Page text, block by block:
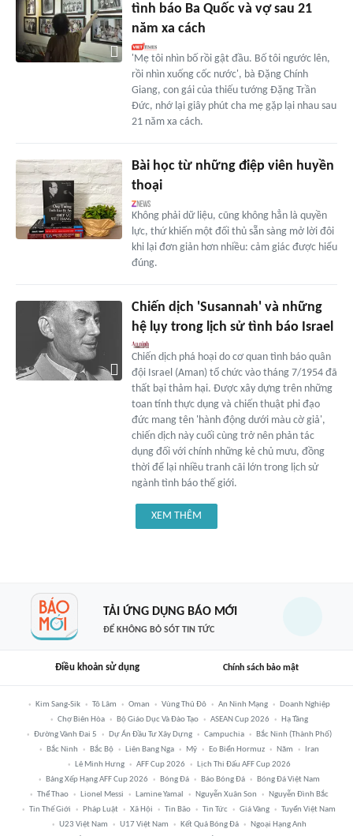
tình báo Ba Quốc và vợ sau 21
năm xa cách
'Mẹ tôi nhìn bố rồi gật đầu. Bố tôi ngước lên,
rồi nhìn xuống cốc nước', bà Đặng Chính
Giang, con gái của thiếu tướng Đặng Trần
Đức, nhớ lại giây phút cha mẹ gặp lại nhau sau
21 năm xa cách.
Bài học từ những điệp viên huyền
thoại
Không phải dữ liệu, cũng không hẳn là quyền
lực, thứ khiến một đối thủ sẵn sàng mở lời đôi
khi lại đơn giản hơn nhiều: cảm giác được hiểu
đúng.
Chiến dịch 'Susannah' và những
hệ lụy trong lịch sử tình báo Israel
Chiến dịch phá hoại do cơ quan tình báo quân
đội Israel (Aman) tổ chức vào tháng 7/1954 đã
thất bại thảm hại. Được xây dựng trên những
toan tính thực dụng và chiến thuật phi đạo
đức mang tên 'hành động dưới màu cờ giả',
chiến dịch này cuối cùng trở nên phản tác
dụng đối với chính những kẻ chủ mưu, đồng
thời để lại nhiều tranh cãi lớn trong lịch sử
ngành tình báo thế giới.
XEM THÊM
TẢI ỨNG DỤNG BÁO MỚI
ĐỂ KHÔNG BỎ SÓT TIN TỨC
Điều khoản sử dụng Chính sách bảo mật
Kim Sang-Sik Tô Lâm Oman Vùng Thủ Đô An Ninh Mạng
Doanh Nghiệp
Chợ Biên Hòa
Bộ Giáo Dục Và Đào Tạo ASEAN Cup 2026
Hạ Tầng
Đường Vành Đai 5
Dự Án Đầu Tư Xây Dựng Campuchia
Bắc Ninh (thành Phố)
Bắc Ninh
Bắc Bộ Liên Bang Nga Mỹ Eo Biển Hormuz Năm
Iran
Lê Minh Hưng
AFF Cup 2026
Lịch Thi Đấu AFF Cup 2026
Bảng Xếp Hạng AFF Cup 2026
Bóng Đá Báo Bóng Đá
Bóng Đá Việt Nam
Thể Thao
Lionel Messi Lamine Yamal Nguyễn Xuân Son
Nguyễn Đình Bắc
Tin Thế Giới
Pháp Luật Xã Hội Tin Bão Tin Tức Giá Vàng
Tuyển Việt Nam
U23 Việt Nam
U17 Việt Nam Kết Quả Bóng Đá
Ngoại Hạng Anh